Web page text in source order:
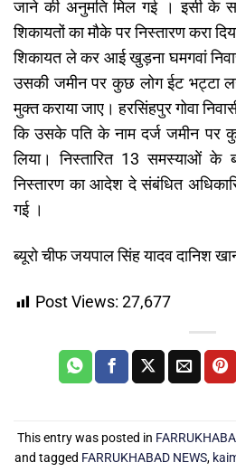
जाने की अनुमति मिल गई । इसी के
शिकायतों का मौके पर निस्तारण करा
शिकायत ले कर आई खुड़ना घमगवां
उसकी जमीन पर कुछ लोग ईट भट्टा
मुक्त कराया जाए। हरसिंहपुर गोवा
कि उसके पति के नाम दर्ज जमीन पर
लिया। निस्तारित 13 समस्याओं
निस्तारण का आदेश दे संबंधित
गई ।
ब्यूरो चीफ जयपाल सिंह यादव दानिश
Post Views: 27,677
This entry was posted in
and tagged FARRUKHABAD NEWS,